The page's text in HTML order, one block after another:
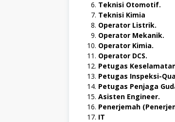
Teknisi Otomotif.
Teknisi Kimia
Operator Listrik.
Operator Mekanik.
Operator Kimia.
Operator DCS.
Petugas Keselamatan
Petugas Inspeksi-
Petugas Penjaga
Asisten Engineer.
Penerjemah
IT